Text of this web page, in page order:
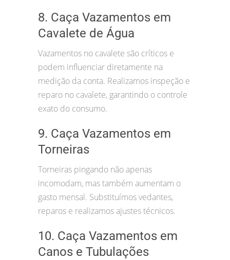
8. Caça Vazamentos em
Cavalete de Água
Vazamentos no cavalete são críticos e
podem influenciar diretamente na
medição da conta. Realizamos inspeção e
reparo no cavalete, garantindo o controle
exato do consumo.
9. Caça Vazamentos em
Torneiras
Torneiras pingando não apenas
incomodam, mas também aumentam o
gasto mensal. Substituímos vedantes,
reparos e realizamos ajustes técnicos.
10. Caça Vazamentos em
Canos e Tubulações